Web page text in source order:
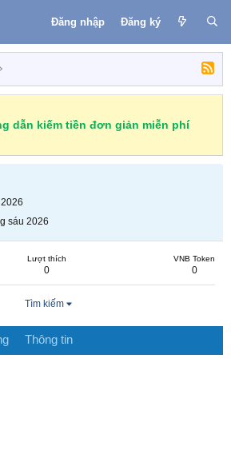
Đăng nhập Đăng ký
dẫn kiếm tiền đơn giản miễn phí
sáu 2026
Lượt thích
0
VNB Token
0
Tìm kiếm
Thông tin